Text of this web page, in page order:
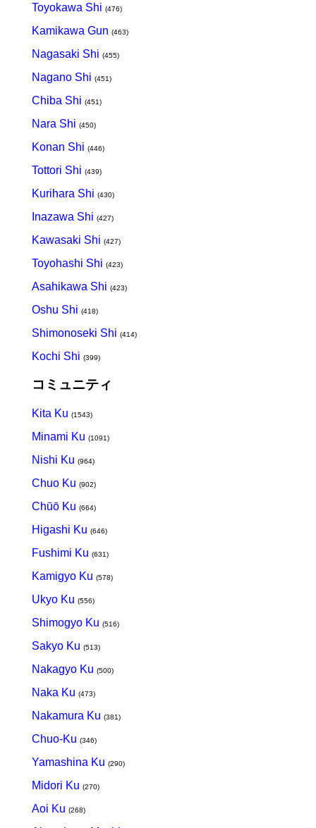
Toyokawa Shi (476)
Kamikawa Gun (463)
Nagasaki Shi (455)
Nagano Shi (451)
Chiba Shi (451)
Nara Shi (450)
Konan Shi (446)
Tottori Shi (439)
Kurihara Shi (430)
Inazawa Shi (427)
Kawasaki Shi (427)
Toyohashi Shi (423)
Asahikawa Shi (423)
Oshu Shi (418)
Shimonoseki Shi (414)
Kochi Shi (399)
コミュニティ
Kita Ku (1543)
Minami Ku (1091)
Nishi Ku (964)
Chuo Ku (902)
Chūō Ku (664)
Higashi Ku (646)
Fushimi Ku (631)
Kamigyo Ku (578)
Ukyo Ku (556)
Shimogyo Ku (516)
Sakyo Ku (513)
Nakagyo Ku (500)
Naka Ku (473)
Nakamura Ku (381)
Chuo-Ku (346)
Yamashina Ku (290)
Midori Ku (270)
Aoi Ku (268)